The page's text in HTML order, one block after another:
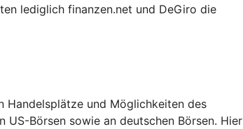
lediglich finanzen.net und DeGiro die
Handelsplätze und Möglichkeiten des
US-Börsen sowie an deutschen Börsen. Hier